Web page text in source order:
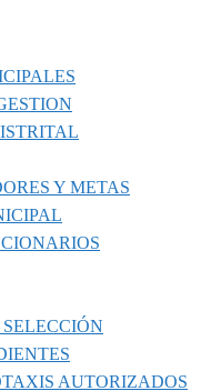
Y METAS
AUTORIZADOS